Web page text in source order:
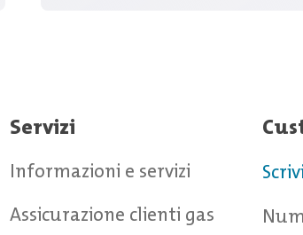
Servizi
Informazioni e servizi
Assicurazione clienti gas
Scrivi